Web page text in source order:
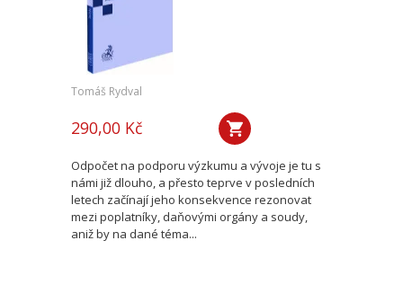
Tomáš Rydval
290,00 Kč
Odpočet na podporu výzkumu a vývoje je tu s
námi již dlouho, a přesto teprve v posledních
letech začínají jeho konsekvence rezonovat
mezi poplatníky, daňovými orgány a soudy,
aniž by na dané téma...